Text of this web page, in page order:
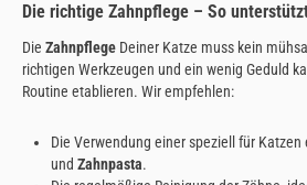
Die richtige Zahnpflege – So
Die Zahnpflege Deiner Katze muss kein
richtigen Werkzeugen und ein wenig Geduld
Routine etablieren. Wir empfehlen:
Die Verwendung einer speziell für Katzen
und Zahnpasta.